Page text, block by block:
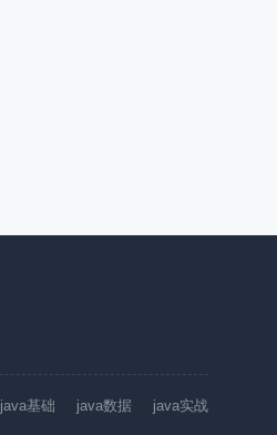
java基础 java数据 java实战